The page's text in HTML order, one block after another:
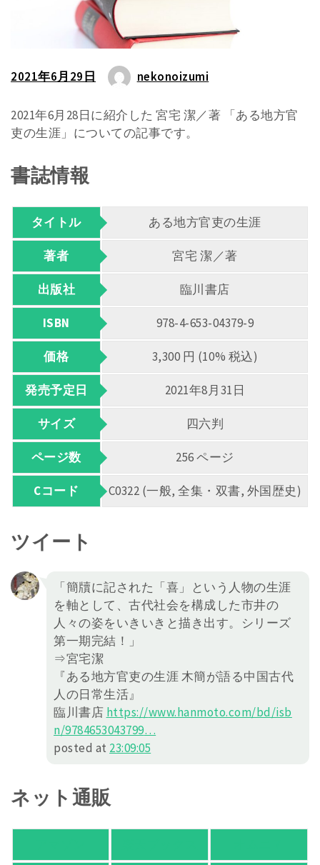
2021年6月29日 nekonoizumi
2021年6月28日に紹介した 宮宅 潔／著 「ある地方官
吏の生涯」についての記事です。
書誌情報
タイトル ある地方官吏の生涯
著者 宮宅 潔／著
出版社 臨川書店
ISBN 978-4-653-04379-9
価格 3,300 円 (10% 税込)
発売予定日 2021年8月31日
サイズ 四六判
ページ数 256 ページ
Cコード C0322 (一般, 全集・双書, 外国歴史)
ツイート
「簡牘に記された「喜」という人物の生涯
を軸として、古代社会を構成した市井の
人々の姿をいきいきと描き出す。シリーズ
第一期完結！」
⇒宮宅潔
『ある地方官吏の生涯 木簡が語る中国古代
人の日常生活』
臨川書店 https://www.hanmoto.com/bd/isb
n/9784653043799…
posted at 23:09:05
ネット通販